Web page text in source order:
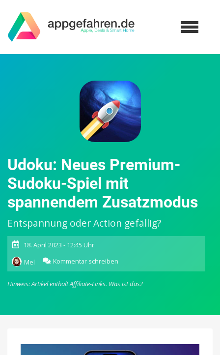
Udoku: Neues Premium-
Sudoku-Spiel mit
spannendem Zusatzmodus
Entspannung oder Action gefällig?
18. April 2023 - 12:45 Uhr
Mel
Kommentar schreiben
Udoku:
Neues
Premium-
mit
Hinweis: Artikel enthält Affiliate-Links. Was ist das?